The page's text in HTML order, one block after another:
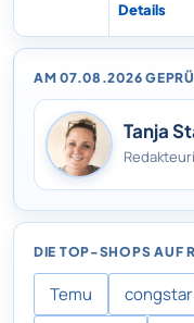
AM 07.08.2026
Tanja
DIE TOP-SHOPS AUF
Temu congstar
Details